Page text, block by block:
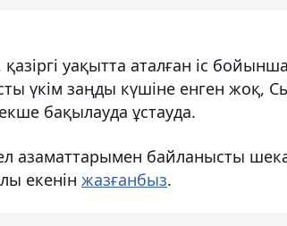
уақытта аталған іс
үкім заңды күшіне енген жоқ,
бақылауда ұстауда.
азаматтарымен байланысты
екенін жазғанбыз.